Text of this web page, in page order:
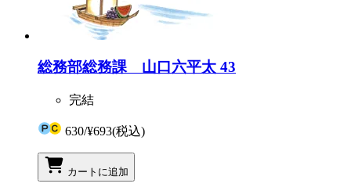
総務部総務課 山口六平太 43
完結
630/¥693(税込)
カートに追加